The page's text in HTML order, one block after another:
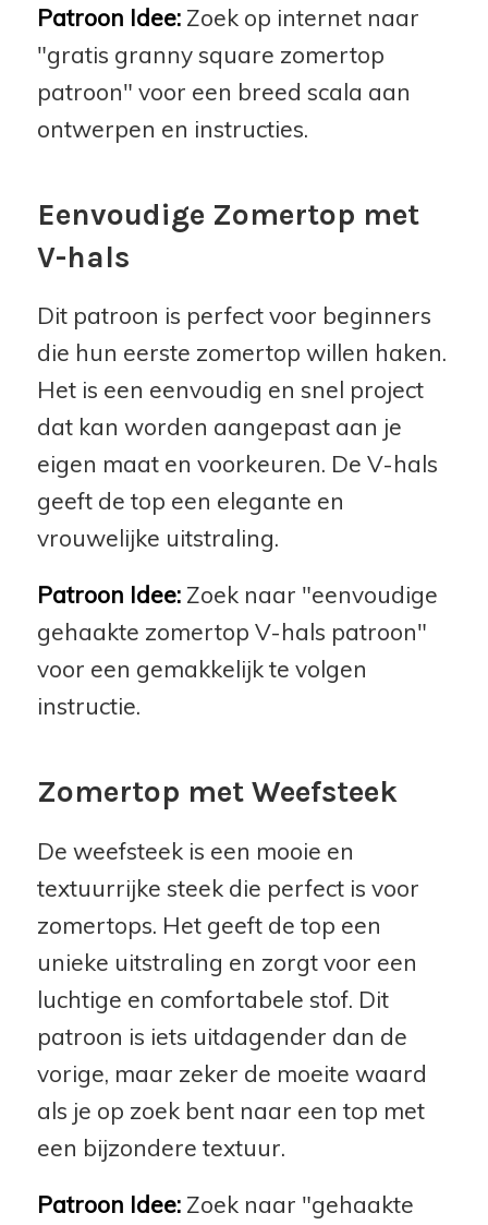
Patroon Idee:Zoek op internet naar
"gratis granny square zomertop
patroon" voor een breed scala aan
ontwerpen en instructies.
Eenvoudige Zomertop met
V-hals
Dit patroon is perfect voor beginners
die hun eerste zomertop willen haken.
Het is een eenvoudig en snel project
dat kan worden aangepast aan je
eigen maat en voorkeuren. De V-hals
geeft de top een elegante en
vrouwelijke uitstraling.
Patroon Idee:Zoek naar "eenvoudige
gehaakte zomertop V-hals patroon"
voor een gemakkelijk te volgen
instructie.
Zomertop met Weefsteek
De weefsteek is een mooie en
textuurrijke steek die perfect is voor
zomertops. Het geeft de top een
unieke uitstraling en zorgt voor een
luchtige en comfortabele stof. Dit
patroon is iets uitdagender dan de
vorige, maar zeker de moeite waard
als je op zoek bent naar een top met
een bijzondere textuur.
Patroon Idee:Zoek naar "gehaakte